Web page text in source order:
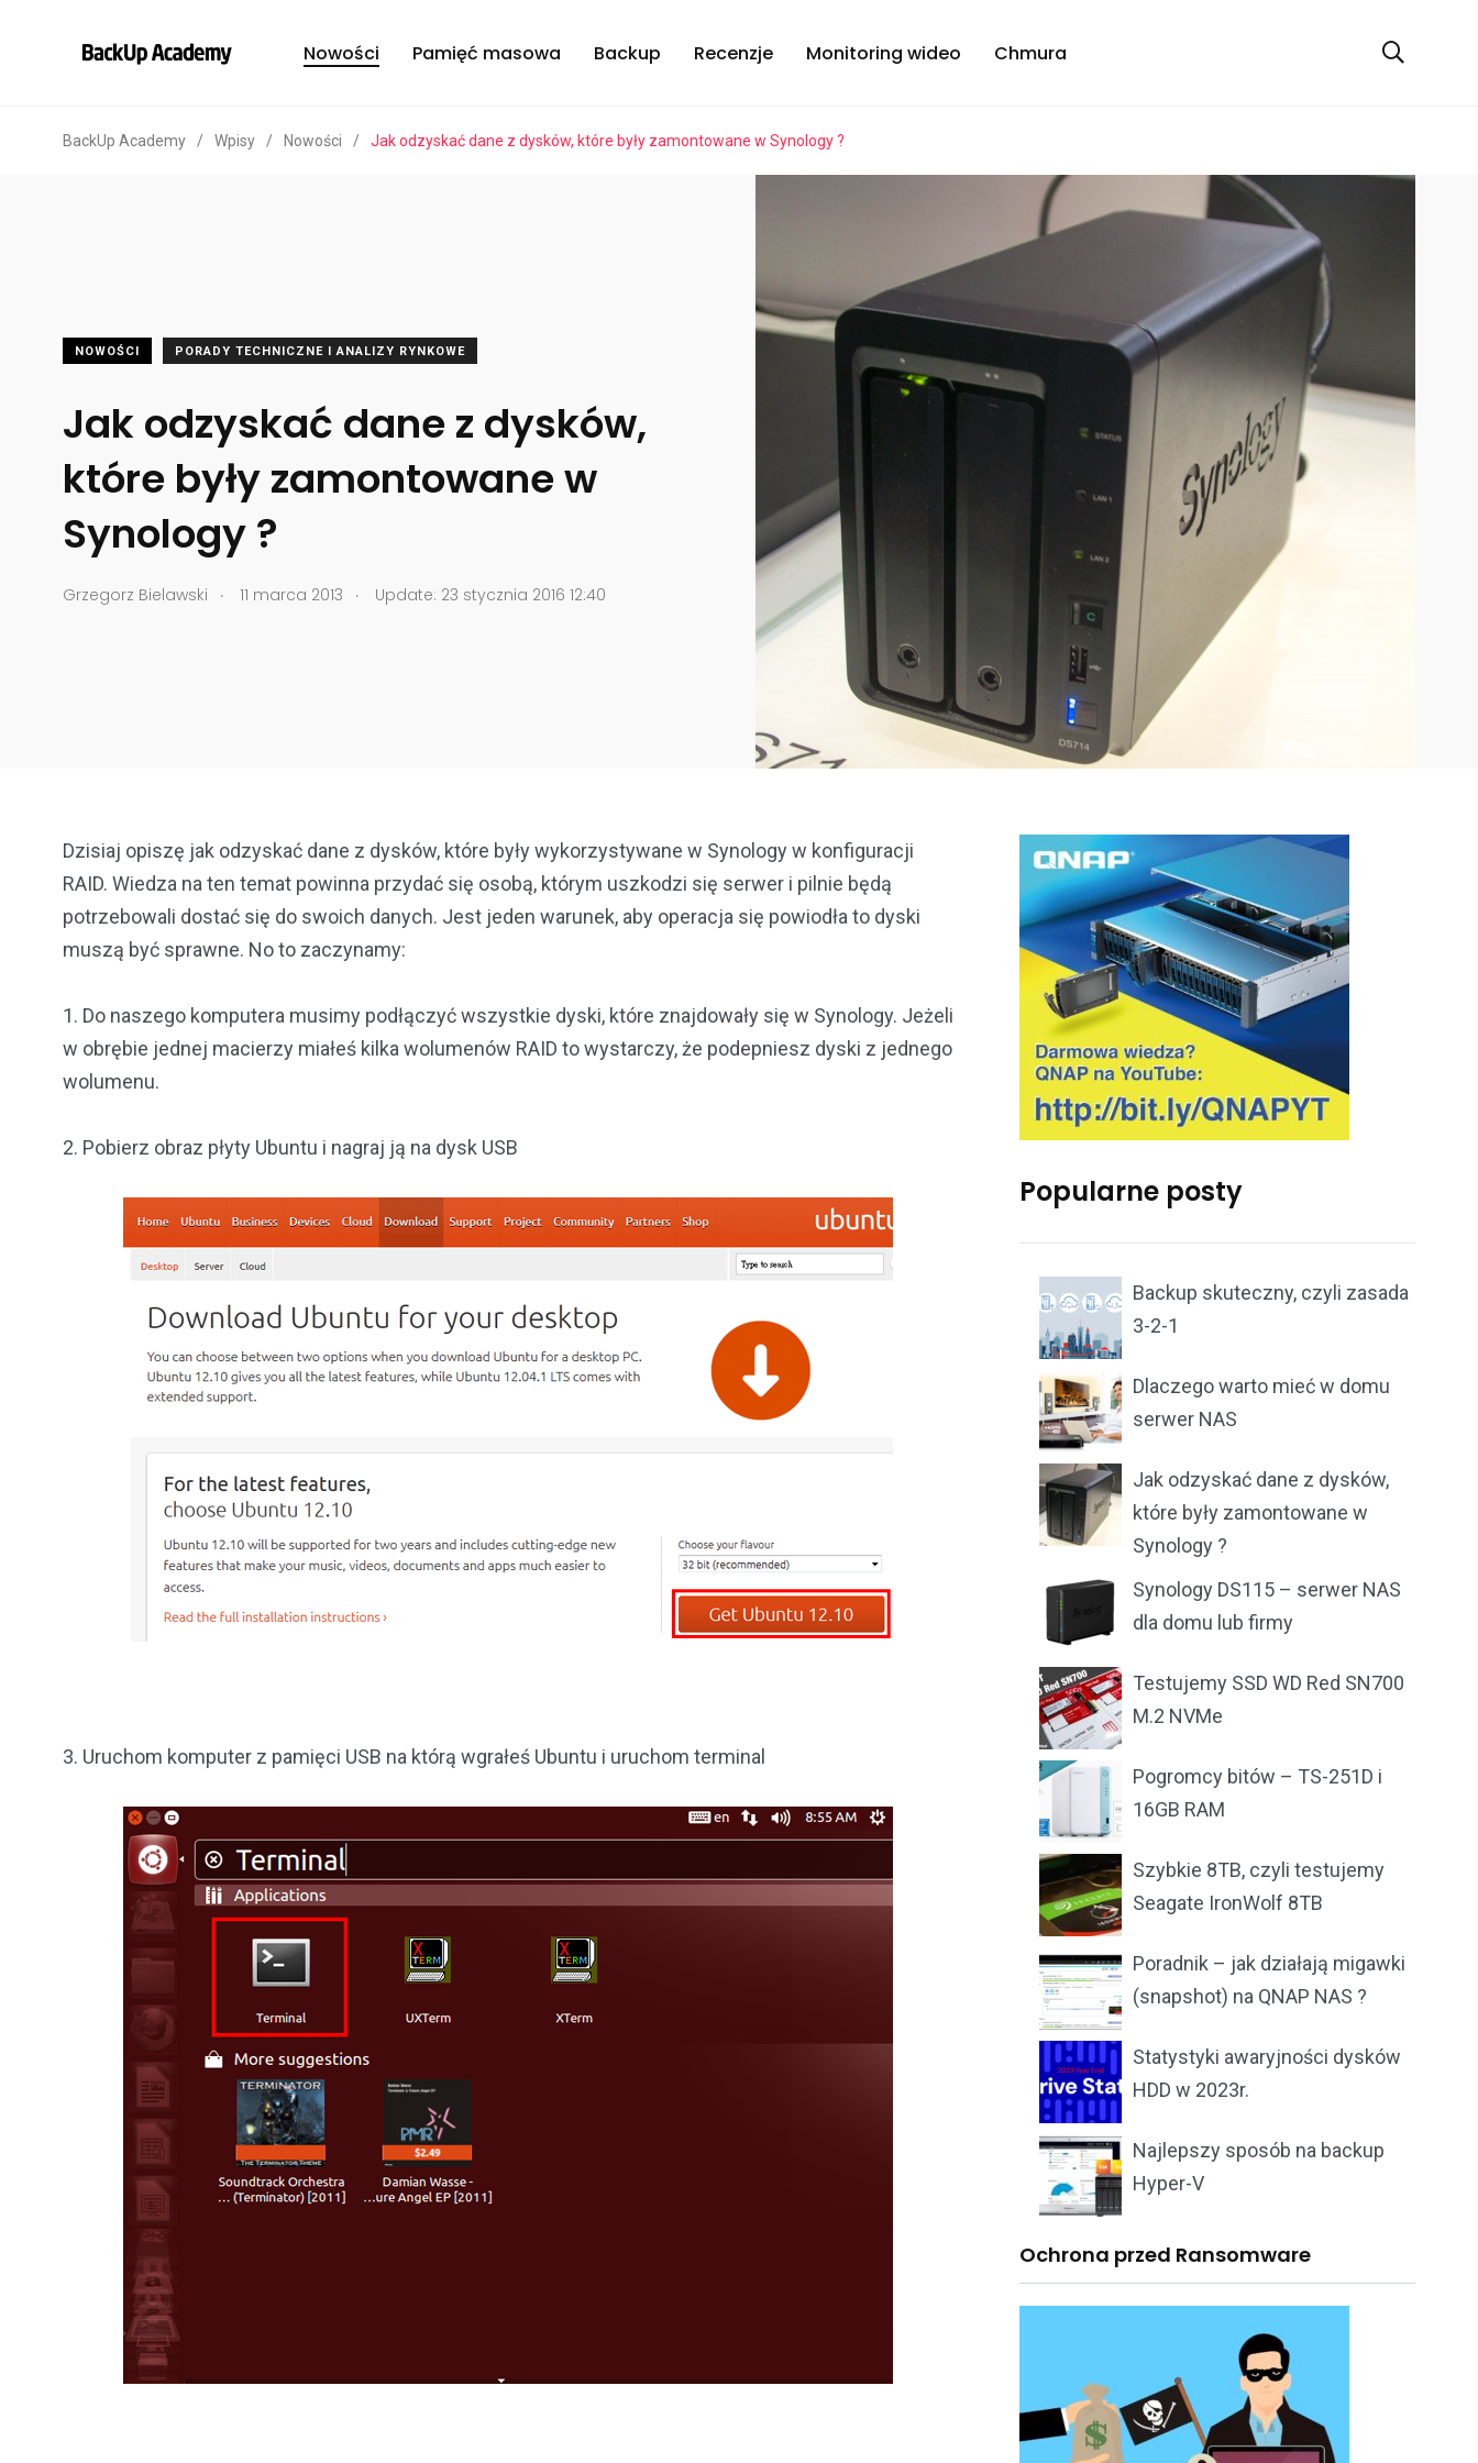
Nowości Pamięć masowa Backup Recenzje Monitoring wideo Chmura
BackUp Academy / Wpisy / Nowości / Jak odzyskać dane z dysków, które były zamontowane w Synology ?
NOWOŚCI PORADY TECHNICZNE I ANALIZY RYNKOWE
Jak odzyskać dane z dysków,
które były zamontowane w
Synology ?
Grzegorz Bielawski . 11 marca 2013 . Update: 23 stycznia 2016 12:40
Dzisiaj opiszę jak odzyskać dane z dysków, które były wykorzystywane w Synology w konfiguracji
RAID. Wiedza na ten temat powinna przydać się osobą, którym uszkodzi się serwer i pilnie będą
potrzebowali dostać się do swoich danych. Jest jeden warunek, aby operacja się powiodła to dyski
muszą być sprawne. No to zaczynamy:
1. Do naszego komputera musimy podłączyć wszystkie dyski, które znajdowały się w Synology. Jeżeli
w obrębie jednej macierzy miałeś kilka wolumenów RAID to wystarczy, że podepniesz dyski z jednego
wolumenu.
2. Pobierz obraz płyty Ubuntu i nagraj ją na dysk USB
3. Uruchom komputer z pamięci USB na którą wgrałeś Ubuntu i uruchom terminal
Popularne posty
Backup skuteczny, czyli zasada
3-2-1
Dlaczego warto mieć w domu
serwer NAS
Jak odzyskać dane z dysków,
które były zamontowane w
Synology ?
Synology DS115 – serwer NAS
dla domu lub firmy
Testujemy SSD WD Red SN700
M.2 NVMe
Pogromcy bitów – TS-251D i
16GB RAM
Szybkie 8TB, czyli testujemy
Seagate IronWolf 8TB
Poradnik – jak działają migawki
(snapshot) na QNAP NAS ?
Statystyki awaryjności dysków
HDD w 2023r.
Najlepszy sposób na backup
Hyper-V
Ochrona przed Ransomware